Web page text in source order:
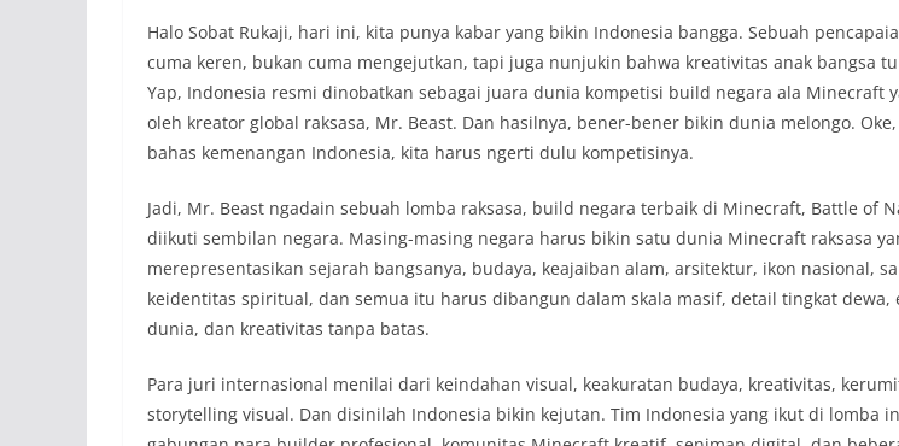
Halo Sobat Rukaji, hari ini, kita punya kabar yang bikin Indonesia bangga. Sebuah
cuma keren, bukan cuma mengejutkan, tapi juga nunjukin bahwa kreativitas anak bangsa
Yap, Indonesia resmi dinobatkan sebagai juara dunia kompetisi build negara ala Minecraft
oleh kreator global raksasa, Mr. Beast. Dan hasilnya, bener-bener bikin dunia melongo.
bahas kemenangan Indonesia, kita harus ngerti dulu kompetisinya.
Jadi, Mr. Beast ngadain sebuah lomba raksasa, build negara terbaik di Minecraft, Battle of
diikuti sembilan negara. Masing-masing negara harus bikin satu dunia Minecraft raksasa
merepresentasikan sejarah bangsanya, budaya, keajaiban alam, arsitektur, ikon nasional,
keidentitas spiritual, dan semua itu harus dibangun dalam skala masif, detail tingkat dewa,
dunia, dan kreativitas tanpa batas.
Para juri internasional menilai dari keindahan visual, keakuratan budaya, kreativitas,
storytelling visual. Dan disinilah Indonesia bikin kejutan. Tim Indonesia yang ikut di lomba